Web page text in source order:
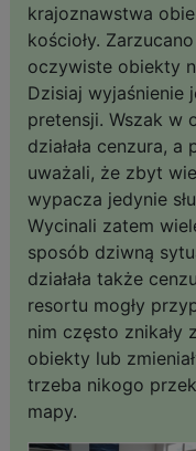
krajoznawstwa
kościoły.
oczywiste obiekty
Dzisiaj wyjaśnienie
pretensji. Wszak w
działała cenzura,
uważali, że zbyt
wypacza jedynie
Wycinali zatem
sposób dziwną
działała także
resortu mogły
nim często znikały
obiekty lub
trzeba nikogo
mapy.